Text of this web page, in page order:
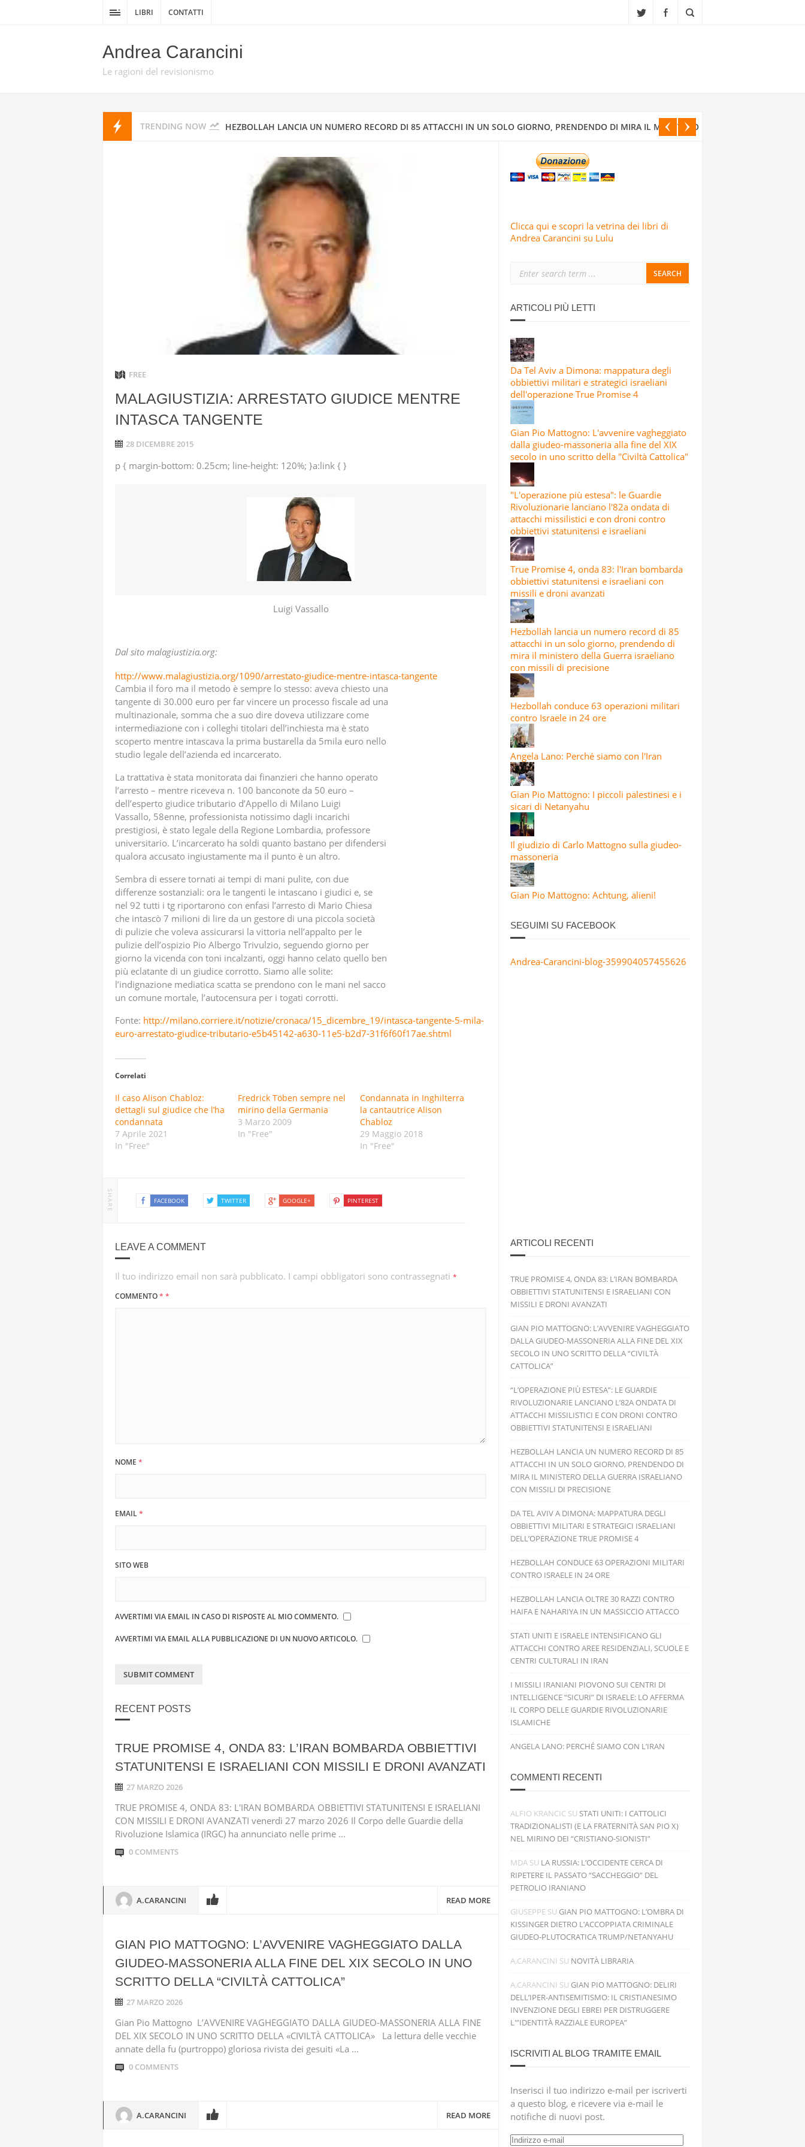
LIBRI CONTATTI
Andrea Carancini
Le ragioni del revisionismo
TRENDING NOW
GIAN PIO MATTOGNO: L’AVVENIRE VAGHEGGIATO DALLA GIUDEO-MASSONERIA ALLA FINE DEL XIX SECOLO IN UNO
HEZBOLLAH LANCIA UN NUMERO RECORD DI 85 ATTACCHI IN UN SOLO GIORNO, PRENDENDO DI MIRA IL MINISTERO
DELLA GUERRA ISRAELIANO CON MISSILI DI PRECISIONE
DA TEL AVIV A DIMONA: MAPPATURA DEGLI OBBIETTIVI MILITARI E STRATEGICI ISRAELIANI DELL’OPERAZIONE TRUE
PROMISE 4
HEZBOLLAH CONDUCE 63 OPERAZIONI MILITARI CONTRO ISRAELE IN 24 ORE
HEZBOLLAH LANCIA OLTRE 30 RAZZI CONTRO HAIFA E NAHARIYA IN UN MASSICCIO ATTACCO
STATI UNITI E ISRAELE INTENSIFICANO GLI ATTACCHI CONTRO AREE RESIDENZIALI, SCUOLE E CENTRI CULTURALI IN
IRAN
TRUE PROMISE 4, ONDA 83: L’IRAN BOMBARDA OBBIETTIVI STATUNITENSI E ISRAELIANI CON MISSILI E DRONI
AVANZATI
FREE
MALAGIUSTIZIA: ARRESTATO GIUDICE MENTRE
INTASCA TANGENTE
28 DICEMBRE 2015
p { margin-bottom: 0.25cm; line-height: 120%; }a:link { }
Luigi Vassallo
Dal sito malagiustizia.org:
http://www.malagiustizia.org/1090/arrestato-giudice-mentre-intasca-tangente
Cambia il foro ma il metodo è sempre lo stesso: aveva chiesto una
tangente di 30.000 euro per far vincere un processo fiscale ad una
multinazionale, somma che a suo dire doveva utilizzare come
intermediazione con i colleghi titolari dell’inchiesta ma è stato
scoperto mentre intascava la prima bustarella da 5mila euro nello
studio legale dell’azienda ed incarcerato.
La trattativa è stata monitorata dai finanzieri che hanno operato
l’arresto – mentre riceveva n. 100 banconote da 50 euro –
dell’esperto giudice tributario d’Appello di Milano Luigi
Vassallo, 58enne, professionista notissimo dagli incarichi
prestigiosi, è stato legale della Regione Lombardia, professore
universitario. L’incarcerato ha soldi quanto bastano per difendersi
qualora accusato ingiustamente ma il punto è un altro.
Sembra di essere tornati ai tempi di mani pulite, con due
differenze sostanziali: ora le tangenti le intascano i giudici e, se
nel 92 tutti i tg riportarono con enfasi l’arresto di Mario Chiesa
che intascò 7 milioni di lire da un gestore di una piccola società
di pulizie che voleva assicurarsi la vittoria nell’appalto per le
pulizie dell’ospizio Pio Albergo Trivulzio, seguendo giorno per
giorno la vicenda con toni incalzanti, oggi hanno celato quello ben
più eclatante di un giudice corrotto. Siamo alle solite:
l’indignazione mediatica scatta se prendono con le mani nel sacco
un comune mortale, l’autocensura per i togati corrotti.
Fonte: http://milano.corriere.it/notizie/cronaca/15_dicembre_19/intasca-tangente-5-mila-
euro-arrestato-giudice-tributario-e5b45142-a630-11e5-b2d7-31f6f60f17ae.shtml
Correlati
Il caso Alison Chabloz:
dettagli sul giudice che l’ha
condannata
7 Aprile 2021
In "Free"
Fredrick Töben sempre nel
mirino della Germania
3 Marzo 2009
In "Free"
Condannata in Inghilterra
la cantautrice Alison
Chabloz
29 Maggio 2018
In "Free"
SHARE FACEBOOK TWITTER GOOGLE+ PINTEREST
LEAVE A COMMENT
Il tuo indirizzo email non sarà pubblicato. I campi obbligatori sono contrassegnati *
COMMENTO* *
NOME *
EMAIL*
SITO WEB
AVVERTIMI VIA EMAIL IN CASO DI RISPOSTE AL MIO COMMENTO.
AVVERTIMI VIA EMAIL ALLA PUBBLICAZIONE DI UN NUOVO ARTICOLO.
RECENT POSTS
TRUE PROMISE 4, ONDA 83: L’IRAN BOMBARDA OBBIETTIVI
STATUNITENSI E ISRAELIANI CON MISSILI E DRONI AVANZATI
27 MARZO 2026
TRUE PROMISE 4, ONDA 83: L'IRAN BOMBARDA OBBIETTIVI STATUNITENSI E ISRAELIANI
CON MISSILI E DRONI AVANZATI venerdì 27 marzo 2026 Il Corpo delle Guardie della
Rivoluzione Islamica (IRGC) ha annunciato nelle prime ...
0 COMMENTS
A.CARANCINI READ MORE
GIAN PIO MATTOGNO: L’AVVENIRE VAGHEGGIATO DALLA
GIUDEO-MASSONERIA ALLA FINE DEL XIX SECOLO IN UNO
SCRITTO DELLA “CIVILTÀ CATTOLICA”
27 MARZO 2026
Gian Pio Mattogno L’AVVENIRE VAGHEGGIATO DALLA GIUDEO-MASSONERIA ALLA FINE
DEL XIX SECOLO IN UNO SCRITTO DELLA «CIVILTÀ CATTOLICA» La lettura delle vecchie
annate della fu (purtroppo) gloriosa rivista dei gesuiti «La ...
0 COMMENTS
A.CARANCINI READ MORE
Clicca qui e scopri la vetrina dei libri di
Andrea Carancini su Lulu
ARTICOLI PIÙ LETTI
Da Tel Aviv a Dimona: mappatura degli
obbiettivi militari e strategici israeliani
dell'operazione True Promise 4
Gian Pio Mattogno: L'avvenire vagheggiato
dalla giudeo-massoneria alla fine del XIX
secolo in uno scritto della "Civiltà Cattolica"
"L'operazione più estesa": le Guardie
Rivoluzionarie lanciano l'82a ondata di
attacchi missilistici e con droni contro
obbiettivi statunitensi e israeliani
True Promise 4, onda 83: l'Iran bombarda
obbiettivi statunitensi e israeliani con
missili e droni avanzati
Hezbollah lancia un numero record di 85
attacchi in un solo giorno, prendendo di
mira il ministero della Guerra israeliano
con missili di precisione
Hezbollah conduce 63 operazioni militari
contro Israele in 24 ore
Angela Lano: Perché siamo con l'Iran
Gian Pio Mattogno: I piccoli palestinesi e i
sicari di Netanyahu
Il giudizio di Carlo Mattogno sulla giudeo-
massoneria
Gian Pio Mattogno: Achtung, alieni!
SEGUIMI SU FACEBOOK
Andrea-Carancini-blog-359904057455626
ARTICOLI RECENTI
TRUE PROMISE 4, ONDA 83: L’IRAN BOMBARDA
OBBIETTIVI STATUNITENSI E ISRAELIANI CON
MISSILI E DRONI AVANZATI
GIAN PIO MATTOGNO: L’AVVENIRE VAGHEGGIATO
DALLA GIUDEO-MASSONERIA ALLA FINE DEL XIX
SECOLO IN UNO SCRITTO DELLA “CIVILTÀ
CATTOLICA”
“L’OPERAZIONE PIÙ ESTESA”: LE GUARDIE
RIVOLUZIONARIE LANCIANO L’82A ONDATA DI
ATTACCHI MISSILISTICI E CON DRONI CONTRO
OBBIETTIVI STATUNITENSI E ISRAELIANI
HEZBOLLAH LANCIA UN NUMERO RECORD DI 85
ATTACCHI IN UN SOLO GIORNO, PRENDENDO DI
MIRA IL MINISTERO DELLA GUERRA ISRAELIANO
CON MISSILI DI PRECISIONE
DA TEL AVIV A DIMONA: MAPPATURA DEGLI
OBBIETTIVI MILITARI E STRATEGICI ISRAELIANI
DELL’OPERAZIONE TRUE PROMISE 4
HEZBOLLAH CONDUCE 63 OPERAZIONI MILITARI
CONTRO ISRAELE IN 24 ORE
HEZBOLLAH LANCIA OLTRE 30 RAZZI CONTRO
HAIFA E NAHARIYA IN UN MASSICCIO ATTACCO
STATI UNITI E ISRAELE INTENSIFICANO GLI
ATTACCHI CONTRO AREE RESIDENZIALI, SCUOLE E
CENTRI CULTURALI IN IRAN
I MISSILI IRANIANI PIOVONO SUI CENTRI DI
INTELLIGENCE “SICURI” DI ISRAELE: LO AFFERMA
IL CORPO DELLE GUARDIE RIVOLUZIONARIE
ISLAMICHE
ANGELA LANO: PERCHÉ SIAMO CON L’IRAN
COMMENTI RECENTI
ALFIO KRANCIC SU STATI UNITI: I CATTOLICI
TRADIZIONALISTI (E LA FRATERNITÀ SAN PIO X)
NEL MIRINO DEI “CRISTIANO-SIONISTI”
MDA SU LA RUSSIA: L’OCCIDENTE CERCA DI
RIPETERE IL PASSATO “SACCHEGGIO” DEL
PETROLIO IRANIANO
GIUSEPPE SU GIAN PIO MATTOGNO: L’OMBRA DI
KISSINGER DIETRO L’ACCOPPIATA CRIMINALE
GIUDEO-PLUTOCRATICA TRUMP/NETANYAHU
A.CARANCINI SU NOVITÀ LIBRARIA
A.CARANCINI SU GIAN PIO MATTOGNO: DELIRI
DELL’IPER-ANTISEMITISMO: IL CRISTIANESIMO
INVENZIONE DEGLI EBREI PER DISTRUGGERE
L'”IDENTITÀ RAZZIALE EUROPEA”
ISCRIVITI AL BLOG TRAMITE EMAIL
Inserisci il tuo indirizzo e-mail per iscriverti
a questo blog, e ricevere via e-mail le
notifiche di nuovi post.
Indirizzo